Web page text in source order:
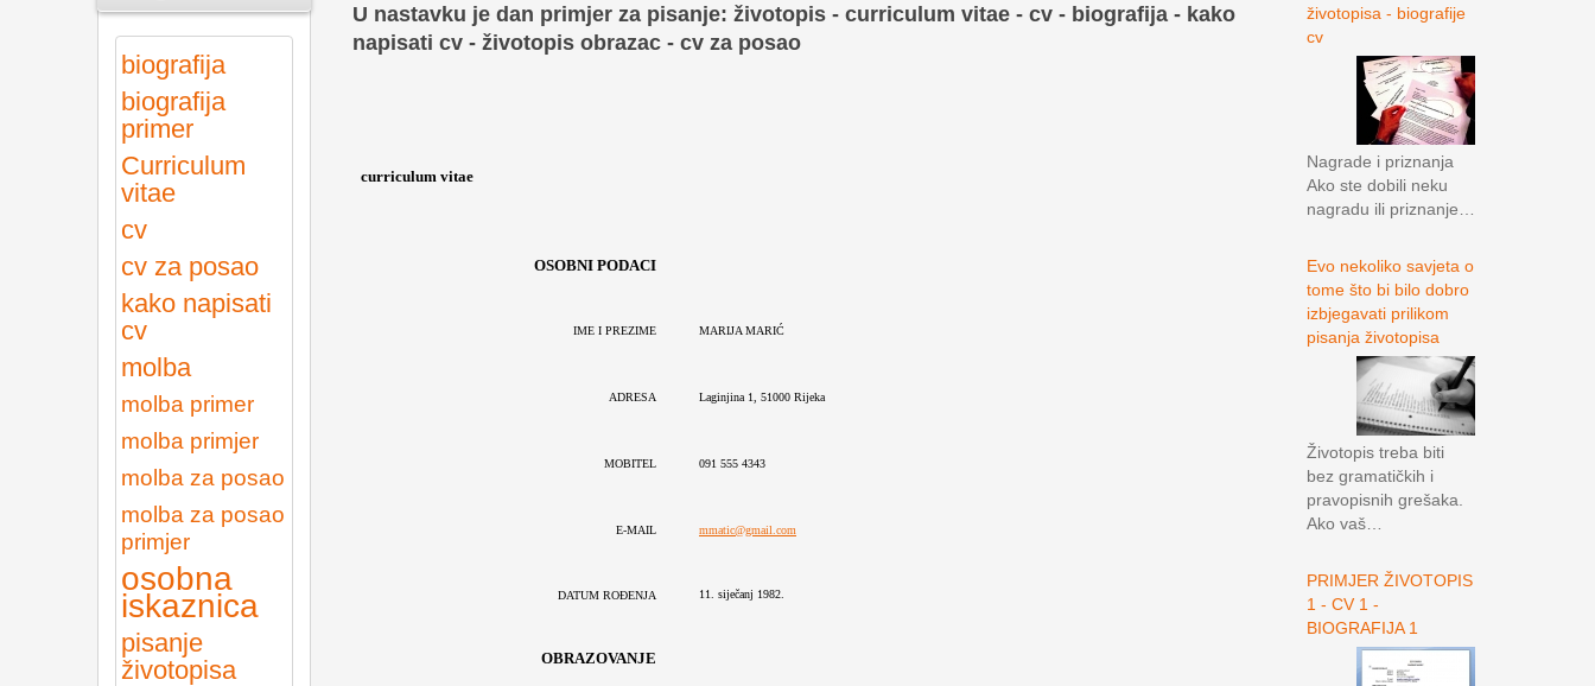
U nastavku je dan primjer za pisanje: životopis - curriculum vitae - cv - biografija - kako
napisati cv - životopis obrazac - cv za posao
curriculum vitae
OSOBNI PODACI
IME I PREZIME MARIJA MARIĆ
ADRESA Laginjina1, 51000 Rijeka
MOBITEL 091 555 4343
E-MAIL mmatic@gmail.com
DATUM ROĐENJA 11. siječanj 1982.
OBRAZOVANJE
biografija
biografija
primer
Curriculum
vitae
cv
cv za posao
kako napisati
cv
molba
molba primer
molba primjer
molba za posao
molba za posao
primjer
osobna
iskaznica
pisanje
životopisa
životopisa - biografije
cv
Nagrade i priznanja
Ako ste dobili neku
nagradu ili priznanje…
Evo nekoliko savjeta o
tome što bi bilo dobro
izbjegavati prilikom
pisanja životopisa
Životopis treba biti
bez gramatičkih i
pravopisnih grešaka.
Ako vaš…
PRIMJER ŽIVOTOPIS
1 - CV 1 -
BIOGRAFIJA 1